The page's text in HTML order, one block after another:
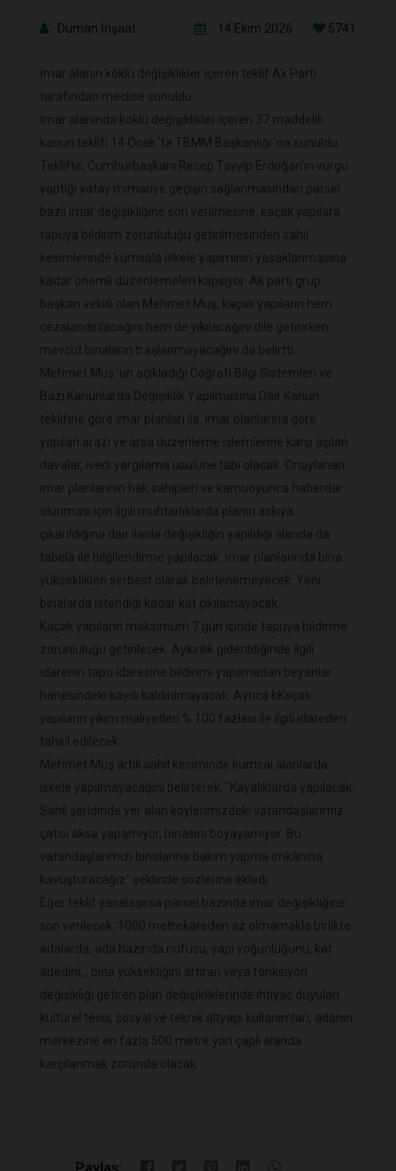
Duman İnşaat 14 Ekim 2026 5741
İmar alanın köklü değişiklikler içeren teklif Ak Parti
tarafından meclise sunuldu.
İmar alanında köklü değişiklikler içeren 37 maddelik
kanun teklifi 14 Ocak 'ta TBMM Başkanlığı 'na sunuldu.
Teklifte, Cumhurbaşkanı Recep Tayyip Erdoğan'ın vurgu
yaptığı yatay mimariye geçişin sağlanmasından parsel
bazlı imar değişikliğine son verilmesine, kaçak yapılara
tapuya bildirim zorunluluğu getirilmesinden sahil
kesimlerinde kumsala iskele yapımının yasaklanmasına
kadar önemli düzenlemeleri kapsıyor. Ak parti grup
başkan vekilli olan Mehmet Muş, kaçak yapıların hem
cezalandırılacağını hem de yıkılacağını dile getirirken
mevcut binaların traşlanmayacağını da belirtti.
Mehmet Muş 'un açıkladığı Coğrafi Bilgi Sistemleri ve
Bazı Kanunlarda Değişiklik Yapılmasına Dair Kanun
teklifine göre imar planları ile, imar planlarına göre
yapılan arazi ve arsa düzenleme işlemlerine karşı açılan
davalar, ivedi yargılama usulüne tabi olacak. Onaylanan
imar planlarının hak sahipleri ve kamuoyunca haberdar
olunması için ilgili muhtarlıklarda planın askıya
çıkarıldığına dair ilanla değişikliğin yapıldığı alanda da
tabela ile bilgilendirme yapılacak. İmar planlarında bina
yükseklikleri serbest olarak belirlenemeyecek. Yeni
binalarda istendiği kadar kat çıkılamayacak.
Kaçak yapıların maksimum 7 gün içinde tapuya bildirme
zorunluluğu getirilecek. Aykırılık giderildiğinde ilgili
idarenin tapu idaresine bildirimi yapılmadan beyanlar
hanesindeki kaydı kaldırılmayacak. Ayrıca kKaçak
yapıların yıkım maliyetleri % 100 fazlası ile ilgili idareden
tahsil edilecek
Mehmet Muş artık sahil kesiminde kumsal alanlarda
iskele yapılmayacağını belirterek, "Kayalıklarda yapılacak.
Sahil şeridinde yer alan köylerimizdeki vatandaşlarımız
çatısı aksa yapamıyor, binasını boyayamıyor. Bu
vatandaşlarımızı binalarına bakım yapma imkânına
kavuşturacağız" şeklinde sözlerine ekledi.
Eğer teklif yasalaşırsa parsel bazında imar değişikliğine
son verilecek. 1000 metrekareden az olmamakla birlikte
adalarda, ada bazında nüfusu, yapı yoğunluğunu, kat
adedini, , bina yüksekliğini artıran veya fonksiyon
değişikliği getiren plan değişikliklerinde ihtiyaç duyulan
kültürel tesis, sosyal ve teknik altyapı kullanımları, adanın
merkezine en fazla 500 metre yarı çaplı alanda
karşılanmak zorunda olacak.